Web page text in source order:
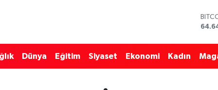
Dünya Eğitim Siyaset Ekonomi Kadın